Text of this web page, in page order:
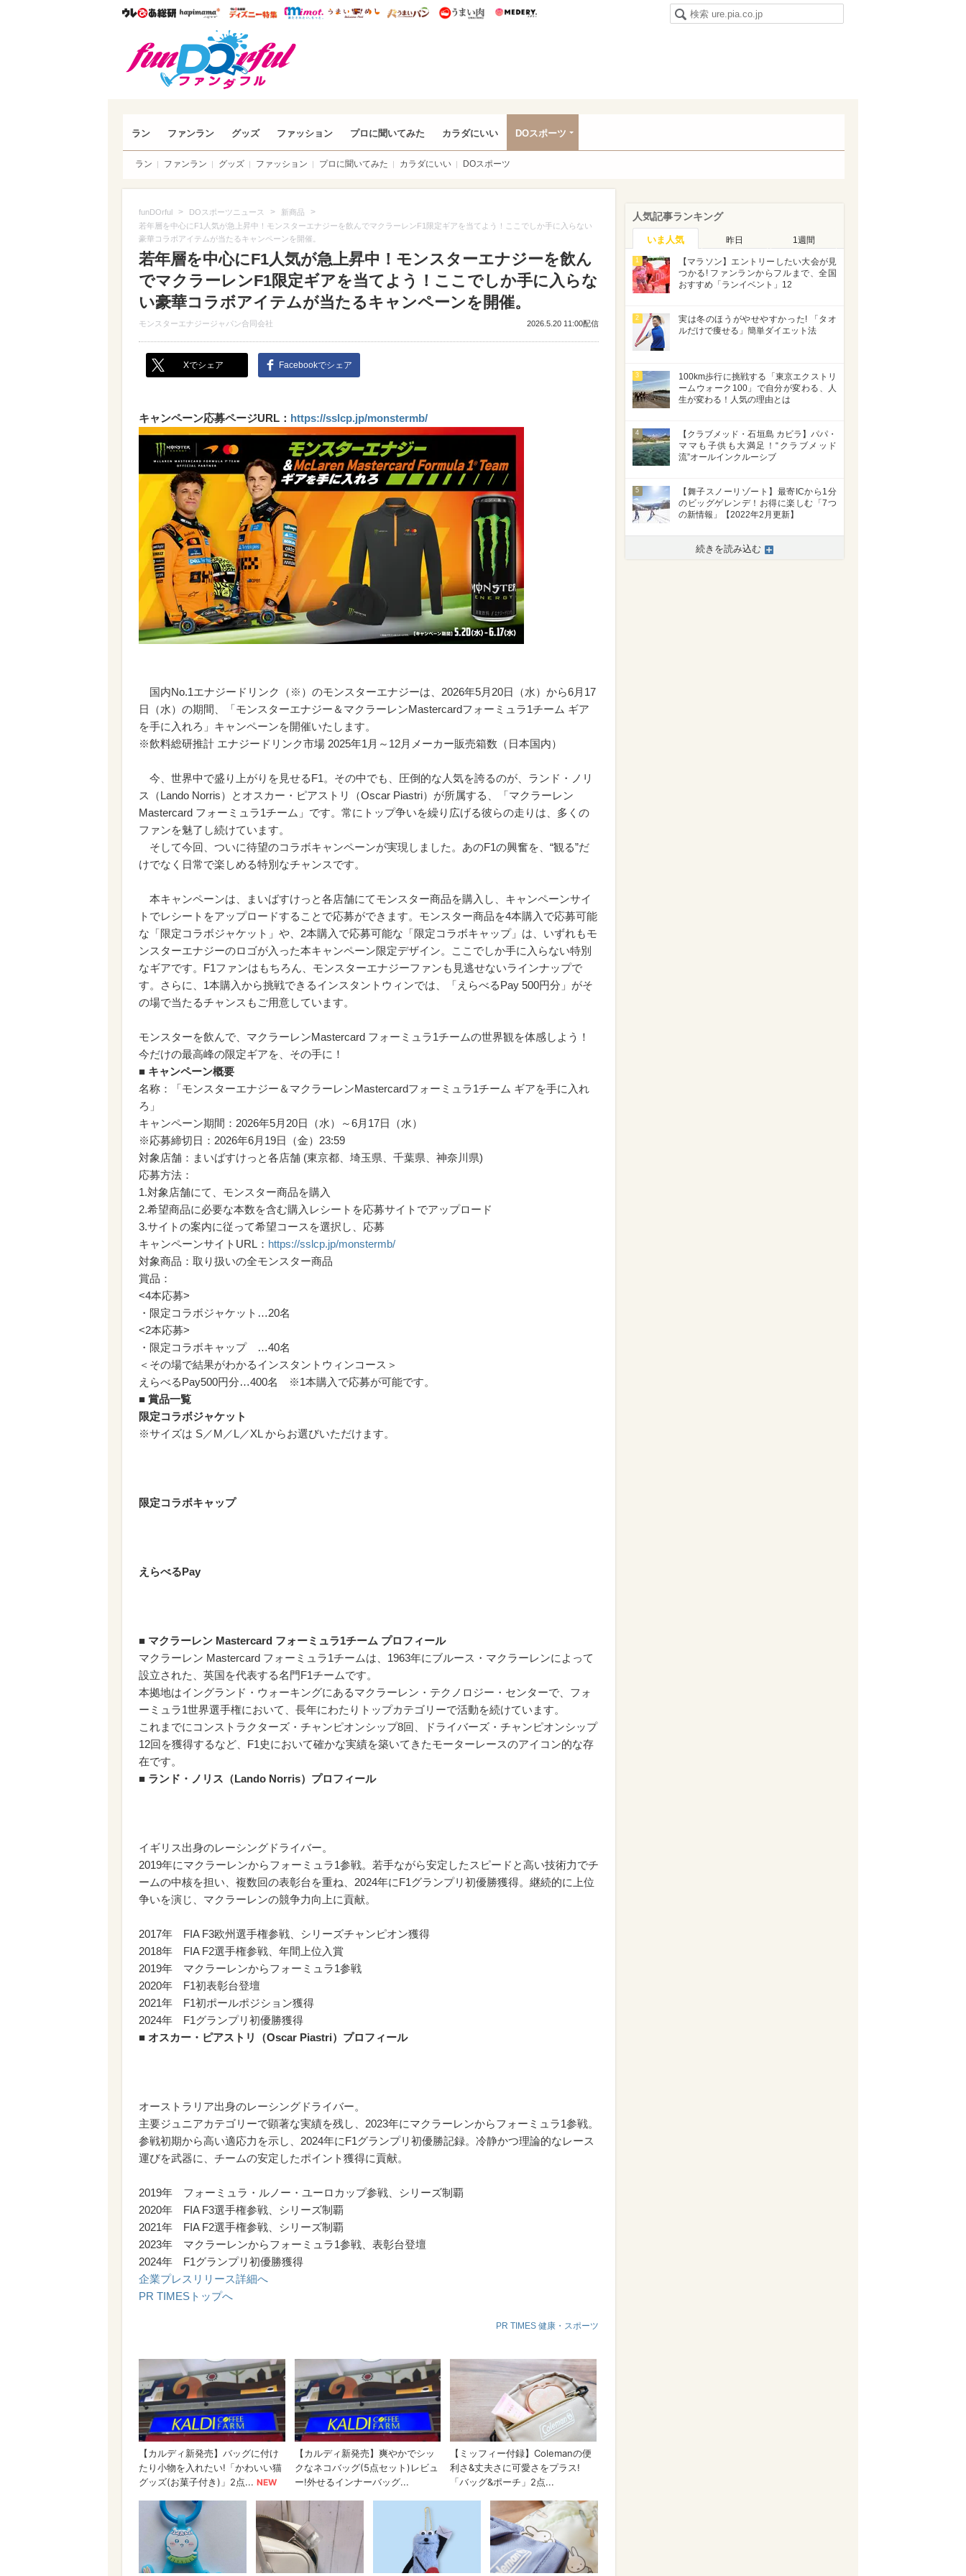
ウレぴあ総研ハピママ* ウレぴあ総研 ディズニー特集
mimot. うまいめし うまいパン うまい肉
ラン ファンラン グッズ ファッション プロに聞いてみた カラダにいい DOスポーツ
ラン ファンラン グッズ ファッション プロに聞いてみた カラダにいい DOスポーツ
funDOrful > DOスポーツニュース > 新商品 >
若年層を中心にF1人気が急上昇中！モンスターエナジーを飲んでマクラーレンF1限定ギアを当てよう！ここでしか手に入らない
豪華コラボアイテムが当たるキャンペーンを開催。
若年層を中心にF1人気が急上昇中！モンスターエナジーを飲ん
でマクラーレンF1限定ギアを当てよう！ここでしか手に入らな
い豪華コラボアイテムが当たるキャンペーンを開催。
モンスターエナジージャパン合同会社 2026.5.20 11:00配信
Xでシェア Facebookでシェア
キャンペーン応募ページURL： https://sslcp.jp/monstermb/
国内No.1エナジードリンク（※）のモンスターエナジーは、2026年5月20日（水）から6月17
日（水）の期間、「モンスターエナジー＆マクラーレンMastercardフォーミュラ1チーム ギア
を手に入れろ」キャンペーンを開催いたします。
※飲料総研推計 エナジードリンク市場 2025年1月～12月メーカー販売箱数（日本国内）
今、世界中で盛り上がりを見せるF1。その中でも、圧倒的な人気を誇るのが、ランド・ノリ
ス（Lando Norris）とオスカー・ピアストリ（Oscar Piastri）が所属する、「マクラーレン
Mastercard フォーミュラ1チーム」です。常にトップ争いを繰り広げる彼らの走りは、多くの
ファンを魅了し続けています。
そして今回、ついに待望のコラボキャンペーンが実現しました。あのF1の興奮を、“観る”だ
けでなく日常で楽しめる特別なチャンスです。
本キャンペーンは、まいばすけっと各店舗にてモンスター商品を購入し、キャンペーンサイ
トでレシートをアップロードすることで応募ができます。モンスター商品を4本購入で応募可能
な「限定コラボジャケット」や、2本購入で応募可能な「限定コラボキャップ」は、いずれもモ
ンスターエナジーのロゴが入った本キャンペーン限定デザイン。ここでしか手に入らない特別
なギアです。F1ファンはもちろん、モンスターエナジーファンも見逃せないラインナップで
す。さらに、1本購入から挑戦できるインスタントウィンでは、「えらべるPay 500円分」がそ
の場で当たるチャンスもご用意しています。
モンスターを飲んで、マクラーレンMastercard フォーミュラ1チームの世界観を体感しよう！
今だけの最高峰の限定ギアを、その手に！
■ キャンペーン概要
名称：「モンスターエナジー＆マクラーレンMastercardフォーミュラ1チーム ギアを手に入れ
ろ」
キャンペーン期間：2026年5月20日（水）～6月17日（水）
※応募締切日：2026年6月19日（金）23:59
対象店舗：まいばすけっと各店舗 (東京都、埼玉県、千葉県、神奈川県)
応募方法：
1.対象店舗にて、モンスター商品を購入
2.希望商品に必要な本数を含む購入レシートを応募サイトでアップロード
3.サイトの案内に従って希望コースを選択し、応募
キャンペーンサイトURL： https://sslcp.jp/monstermb/
対象商品：取り扱いの全モンスター商品
賞品：
<4本応募>
・限定コラボジャケット…20名
<2本応募>
・限定コラボキャップ …40名
＜その場で結果がわかるインスタントウィンコース＞
えらべるPay500円分…400名 ※1本購入で応募が可能です。
■ 賞品一覧
限定コラボジャケット
※サイズは S／M／L／XL からお選びいただけます。
限定コラボキャップ
えらべるPay
■ マクラーレン Mastercard フォーミュラ1チーム プロフィール
マクラーレン Mastercard フォーミュラ1チームは、1963年にブルース・マクラーレンによって
設立された、英国を代表する名門F1チームです。
本拠地はイングランド・ウォーキングにあるマクラーレン・テクノロジー・センターで、フォ
ーミュラ1世界選手権において、長年にわたりトップカテゴリーで活動を続けています。
これまでにコンストラクターズ・チャンピオンシップ8回、ドライバーズ・チャンピオンシップ
12回を獲得するなど、F1史において確かな実績を築いてきたモーターレースのアイコン的な存
在です。
■ ランド・ノリス（Lando Norris）プロフィール
イギリス出身のレーシングドライバー。
2019年にマクラーレンからフォーミュラ1参戦。若手ながら安定したスピードと高い技術力でチ
ームの中核を担い、複数回の表彰台を重ね、2024年にF1グランプリ初優勝獲得。継続的に上位
争いを演じ、マクラーレンの競争力向上に貢献。
2017年 FIA F3欧州選手権参戦、シリーズチャンピオン獲得
2018年 FIA F2選手権参戦、年間上位入賞
2019年 マクラーレンからフォーミュラ1参戦
2020年 F1初表彰台登壇
2021年 F1初ポールポジション獲得
2024年 F1グランプリ初優勝獲得
■ オスカー・ピアストリ（Oscar Piastri）プロフィール
オーストラリア出身のレーシングドライバー。
主要ジュニアカテゴリーで顕著な実績を残し、2023年にマクラーレンからフォーミュラ1参戦。
参戦初期から高い適応力を示し、2024年にF1グランプリ初優勝記録。冷静かつ理論的なレース
運びを武器に、チームの安定したポイント獲得に貢献。
2019年 フォーミュラ・ルノー・ユーロカップ参戦、シリーズ制覇
2020年 FIA F3選手権参戦、シリーズ制覇
2021年 FIA F2選手権参戦、シリーズ制覇
2023年 マクラーレンからフォーミュラ1参戦、表彰台登壇
2024年 F1グランプリ初優勝獲得
企業プレスリリース詳細へ
PR TIMESトップへ
PR TIMES 健康・スポーツ
人気記事ランキング
いま人気 昨日 1週間
1
【マラソン】エントリーしたい大会が見
つかる! ファンランからフルまで、全国
おすすめ「ランイベント」12
2
実は冬のほうがやせやすかった! 「タオ
ルだけで痩せる」簡単ダイエット法
3
100km歩行に挑戦する「東京エクストリ
ームウォーク100」で自分が変わる、人
生が変わる！人気の理由とは
4
【クラブメッド・石垣島 カビラ】パパ・
ママも子供も大満足！“クラブメッド
流”オールインクルーシブ
5
【舞子スノーリゾート】最寄ICから1分
のビッグゲレンデ！お得に楽しむ「7つ
の新情報」【2022年2月更新】
続きを読み込む